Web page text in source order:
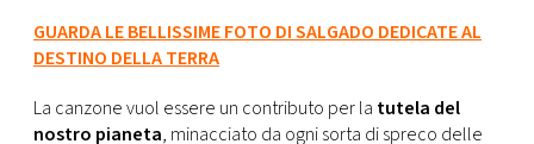
GUARDA LE BELLISSIME FOTO DI SALGADO DEDICATE AL
DESTINO DELLA TERRA
La canzone vuol essere un contributo per la tutela del
nostro pianeta, minacciato da ogni sorta di spreco delle